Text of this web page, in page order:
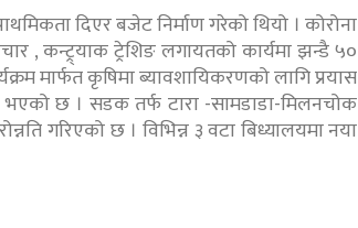
दिएर बजेट निर्माण गरेको थियो । कोरोना
, कन्ट्र्याक ट्रेशिङ लगायतको कार्यमा झन्डै ५०
मार्फत कृषिमा ब्यावशायिकरणको लागि प्रयास
छ । सडक तर्फ टारा -सामडाडा-मिलनचोक
गरिएको छ । विभिन्न ३ वटा बिध्यालयमा नया